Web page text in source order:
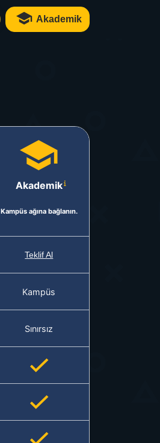
Akademik
Akademik
Kampüs ağına bağlanın.
Teklif Al
Kampüs
Sınırsız